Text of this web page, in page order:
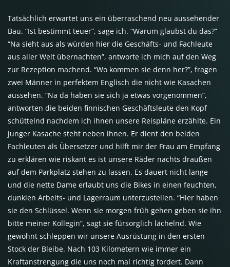
Tatsächlich erwartet uns ein überraschend neu aussehender
Bau. “Ist bestimmt teuer”, sage ich. “Warum glaubst du das?”
“Na sieht aus als würden hier die Geschäfts- und Fachleute
aus aller Welt übernachten”, antworte ich mich auf den Weg
zur Rezeption machend. “Wo kommen sie denn her?”, fragen
zwei Männer in perfektem Englisch die nicht wie Kasachen
aussehen. “Na da haben sie sich ja etwas vorgenommen”,
antworten die beiden finnischen Geschäftsleute den Kopf
schüttelnd nachdem ich ihnen unsere Reispläne erzählte. Ein
junger Kasache steht neben ihnen. Er dient den beiden
Fachleuten als Übersetzer und hilft mir der Frau am Empfang
zu erklären wie riskant es ist unsere Räder nachts draußen
auf dem Parkplatz stehen zu lassen. Es dauert nicht lange
und die nette Dame erlaubt uns die Bikes in einen feuchten,
dunklen Arbeits- und Lagerraum unterzustellen. “Hier haben
sie den Schlüssel. Wenn sie morgen früh gehen geben sie ihn
bitte meiner Kollegin”, sagt sie fürsorglich lächelnd. Wie
gewohnt schleppen wir unsere Ausrüstung in den ersten
Stock der Bleibe. Nach 103 Kilometern wie immer ein
Kraftanstrengung die uns noch mal richtig fordert. Dann